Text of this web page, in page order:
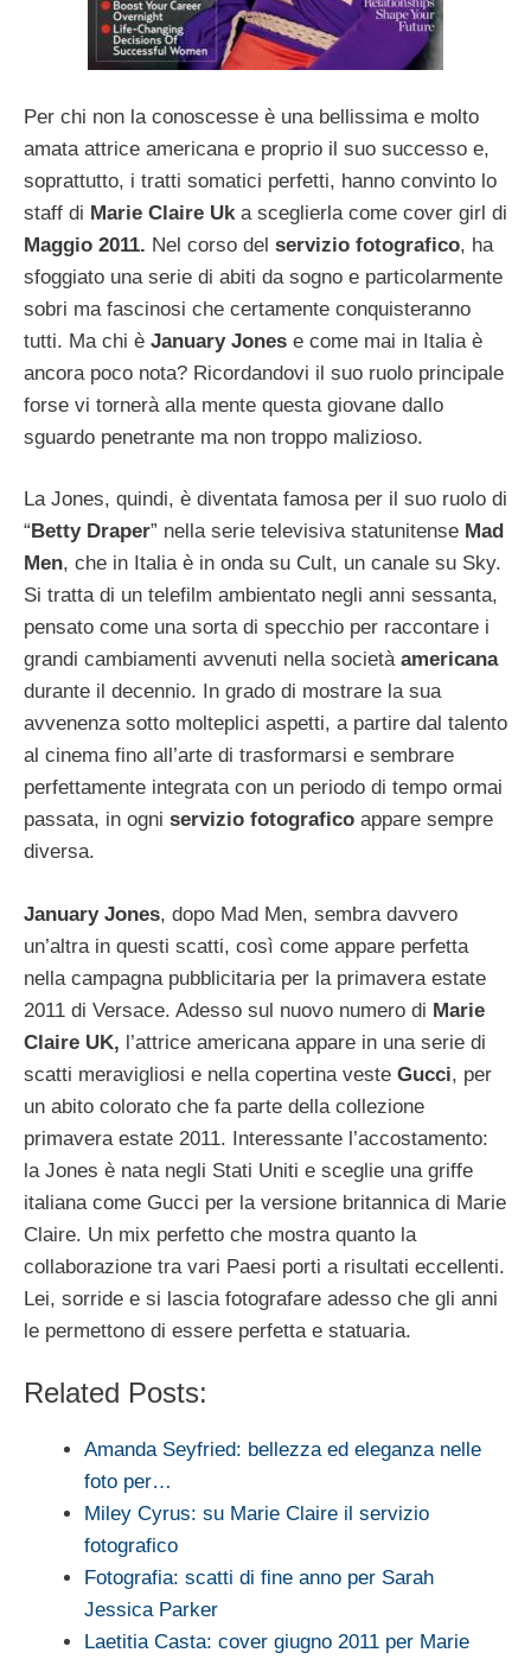
Per chi non la conoscesse è una bellissima e molto
amata attrice americana e proprio il suo successo e,
soprattutto, i tratti somatici perfetti, hanno convinto lo
staff di Marie Claire Uk a sceglierla come cover girl di
Maggio 2011. Nel corso del servizio fotografico, ha
sfoggiato una serie di abiti da sogno e particolarmente
sobri ma fascinosi che certamente conquisteranno
tutti. Ma chi è January Jones e come mai in Italia è
ancora poco nota? Ricordandovi il suo ruolo principale
forse vi tornerà alla mente questa giovane dallo
sguardo penetrante ma non troppo malizioso.
La Jones, quindi, è diventata famosa per il suo ruolo di
“Betty Draper” nella serie televisiva statunitense Mad
Men, che in Italia è in onda su Cult, un canale su Sky.
Si tratta di un telefilm ambientato negli anni sessanta,
pensato come una sorta di specchio per raccontare i
grandi cambiamenti avvenuti nella società americana
durante il decennio. In grado di mostrare la sua
avvenenza sotto molteplici aspetti, a partire dal talento
al cinema fino all’arte di trasformarsi e sembrare
perfettamente integrata con un periodo di tempo ormai
passata, in ogni servizio fotografico appare sempre
diversa.
January Jones, dopo Mad Men, sembra davvero
un’altra in questi scatti, così come appare perfetta
nella campagna pubblicitaria per la primavera estate
2011 di Versace. Adesso sul nuovo numero di Marie
Claire UK, l’attrice americana appare in una serie di
scatti meravigliosi e nella copertina veste Gucci, per
un abito colorato che fa parte della collezione
primavera estate 2011. Interessante l’accostamento:
la Jones è nata negli Stati Uniti e sceglie una griffe
italiana come Gucci per la versione britannica di Marie
Claire. Un mix perfetto che mostra quanto la
collaborazione tra vari Paesi porti a risultati eccellenti.
Lei, sorride e si lascia fotografare adesso che gli anni
le permettono di essere perfetta e statuaria.
Related Posts:
Amanda Seyfried: bellezza ed eleganza nelle
foto per…
Miley Cyrus: su Marie Claire il servizio
fotografico
Fotografia: scatti di fine anno per Sarah
Jessica Parker
Laetitia Casta: cover giugno 2011 per Marie